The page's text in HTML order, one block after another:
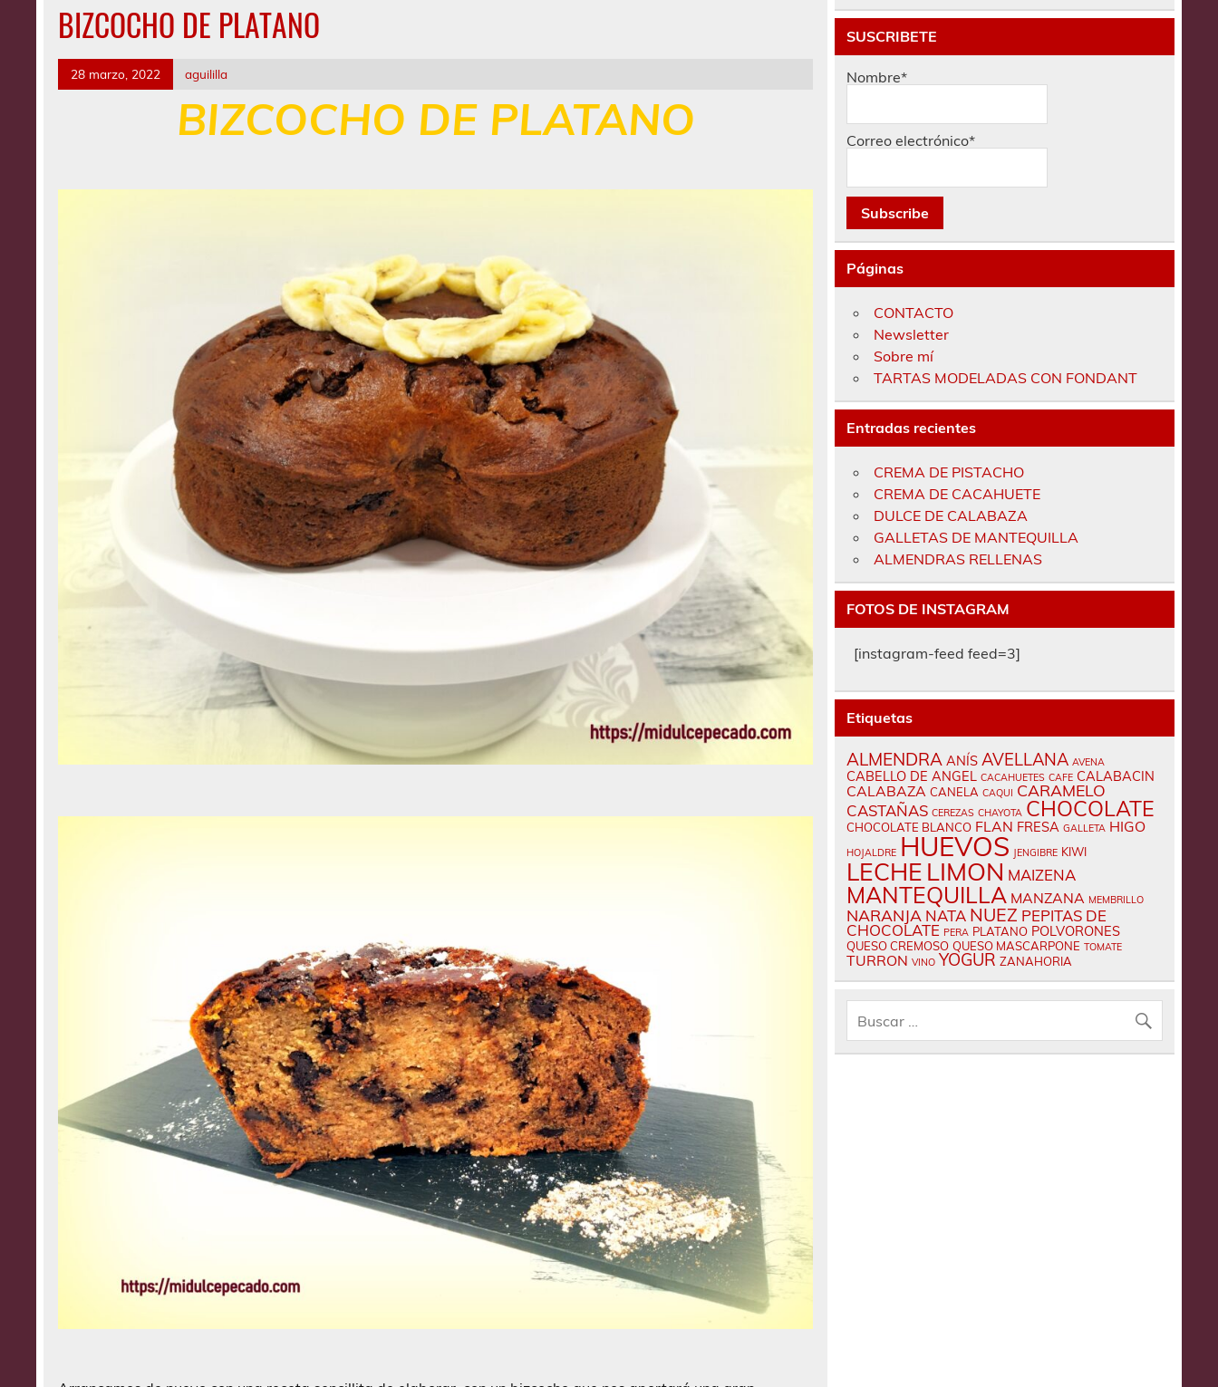
BIZCOCHO DE PLATANO
28 marzo, 2022 aguililla
BIZCOCHO DE PLATANO
SUSCRIBETE
Nombre*
Correo electrónico*
Páginas
CONTACTO
Newsletter
Sobre mí
TARTAS MODELADAS CON FONDANT
Entradas recientes
CREMA DE PISTACHO
CREMA DE CACAHUETE
DULCE DE CALABAZA
GALLETAS DE MANTEQUILLA
ALMENDRAS RELLENAS
FOTOS DE INSTAGRAM
[instagram-feed feed=3]
Etiquetas
ALMENDRA ANÍS AVELLANA AVENA
CABELLO DE ANGEL CACAHUETES CAFE CALABACIN
CALABAZA CANELA CAQUI CARAMELO
CASTAÑAS CEREZAS CHAYOTA CHOCOLATE
CHOCOLATE BLANCO FLAN FRESA GALLETA HIGO
HOJALDRE HUEVOS JENGIBRE KIWI
LECHE LIMON MAIZENA
MANTEQUILLA MANZANA MEMBRILLO
NARANJA NATA NUEZ PEPITAS DE
CHOCOLATE PERA PLATANO POLVORONES
QUESO CREMOSO QUESO MASCARPONE TOMATE
TURRON VINO YOGUR ZANAHORIA